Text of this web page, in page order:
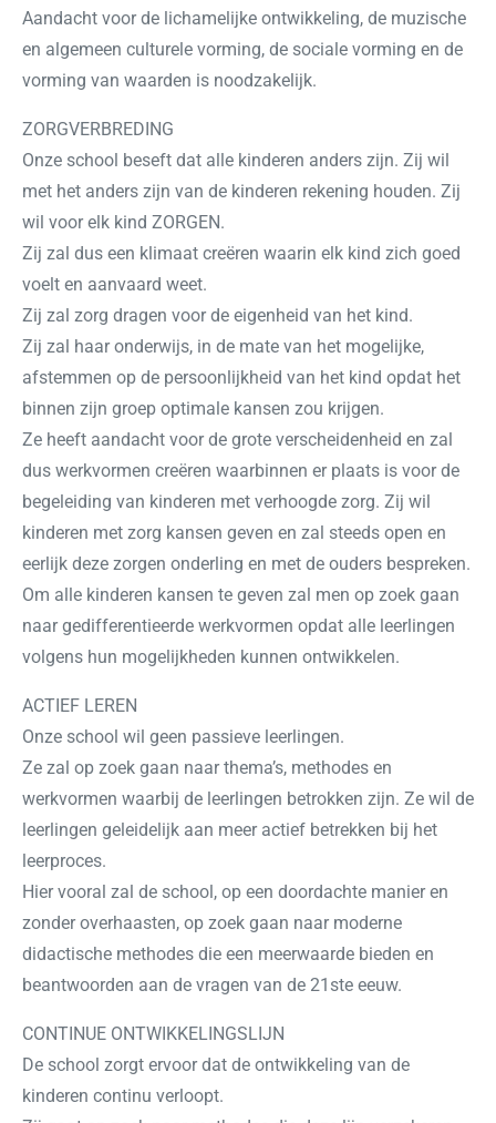
Aandacht voor de lichamelijke ontwikkeling, de muzische
en algemeen culturele vorming, de sociale vorming en de
vorming van waarden is noodzakelijk.
ZORGVERBREDING
Onze school beseft dat alle kinderen anders zijn. Zij wil
met het anders zijn van de kinderen rekening houden. Zij
wil voor elk kind ZORGEN.
Zij zal dus een klimaat creëren waarin elk kind zich goed
voelt en aanvaard weet.
Zij zal zorg dragen voor de eigenheid van het kind.
Zij zal haar onderwijs, in de mate van het mogelijke,
afstemmen op de persoonlijkheid van het kind opdat het
binnen zijn groep optimale kansen zou krijgen.
Ze heeft aandacht voor de grote verscheidenheid en zal
dus werkvormen creëren waarbinnen er plaats is voor de
begeleiding van kinderen met verhoogde zorg. Zij wil
kinderen met zorg kansen geven en zal steeds open en
eerlijk deze zorgen onderling en met de ouders bespreken.
Om alle kinderen kansen te geven zal men op zoek gaan
naar gedifferentieerde werkvormen opdat alle leerlingen
volgens hun mogelijkheden kunnen ontwikkelen.
ACTIEF LEREN
Onze school wil geen passieve leerlingen.
Ze zal op zoek gaan naar thema’s, methodes en
werkvormen waarbij de leerlingen betrokken zijn. Ze wil de
leerlingen geleidelijk aan meer actief betrekken bij het
leerproces.
Hier vooral zal de school, op een doordachte manier en
zonder overhaasten, op zoek gaan naar moderne
didactische methodes die een meerwaarde bieden en
beantwoorden aan de vragen van de 21ste eeuw.
CONTINUE ONTWIKKELINGSLIJN
De school zorgt ervoor dat de ontwikkeling van de
kinderen continu verloopt.